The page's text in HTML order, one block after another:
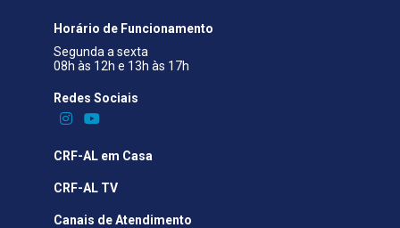
Horário de Funcionamento
Segunda a sexta
08h às 12h e 13h às 17h
Redes Sociais​
CRF-AL em Casa
CRF-AL TV
Canais de Atendimento